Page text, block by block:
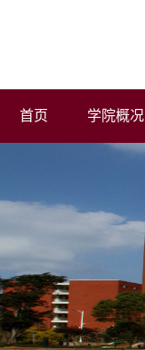
首页 学院概况